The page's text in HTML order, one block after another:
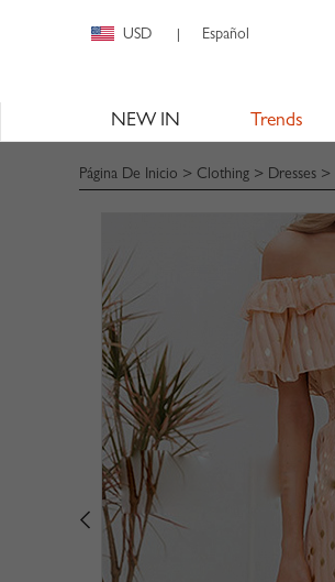
USD Español
NEW IN Trends
Página De Inicio > Clothing > Dresses >